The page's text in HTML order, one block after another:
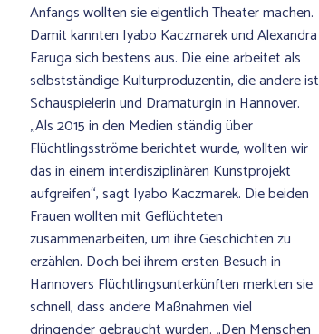
Anfangs wollten sie eigentlich Theater machen.
Damit kannten Iyabo Kaczmarek und Alexandra
Faruga sich bestens aus. Die eine arbeitet als
selbstständige Kulturproduzentin, die andere ist
Schauspielerin und Dramaturgin in Hannover.
„Als 2015 in den Medien ständig über
Flüchtlingsströme berichtet wurde, wollten wir
das in einem interdisziplinären Kunstprojekt
aufgreifen“, sagt Iyabo Kaczmarek. Die beiden
Frauen wollten mit Geflüchteten
zusammenarbeiten, um ihre Geschichten zu
erzählen. Doch bei ihrem ersten Besuch in
Hannovers Flüchtlingsunterkünften merkten sie
schnell, dass andere Maßnahmen viel